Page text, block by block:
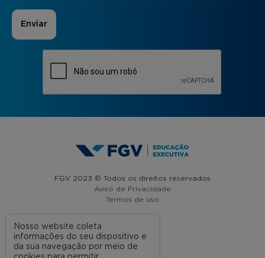
FGV 2023 © Todos os direitos reservados
Aviso de Privacidade
Termos de uso
A FGV
Nosso website coleta
informações do seu dispositivo e
da sua navegação por meio de